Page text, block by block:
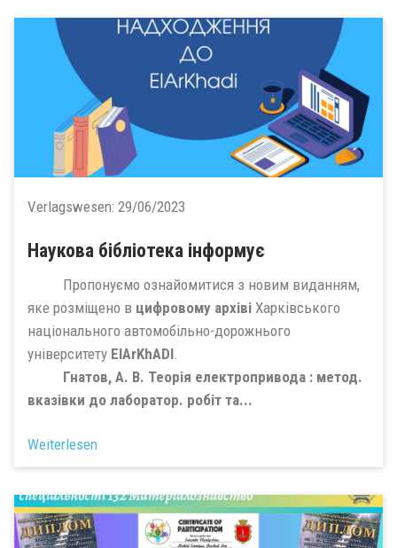
Verlagswesen: 29/06/2023
Наукова бібліотека інформує
Пропонуємо ознайомитися з новим виданням,
яке розміщено в цифровому архіві Харківського
національного автомобільно-дорожнього
університету ElArKhADI
Гнатов, А. В. Теорія електропривода : метод.
вказівки до лаборатор. робіт та...
Weiterlesen